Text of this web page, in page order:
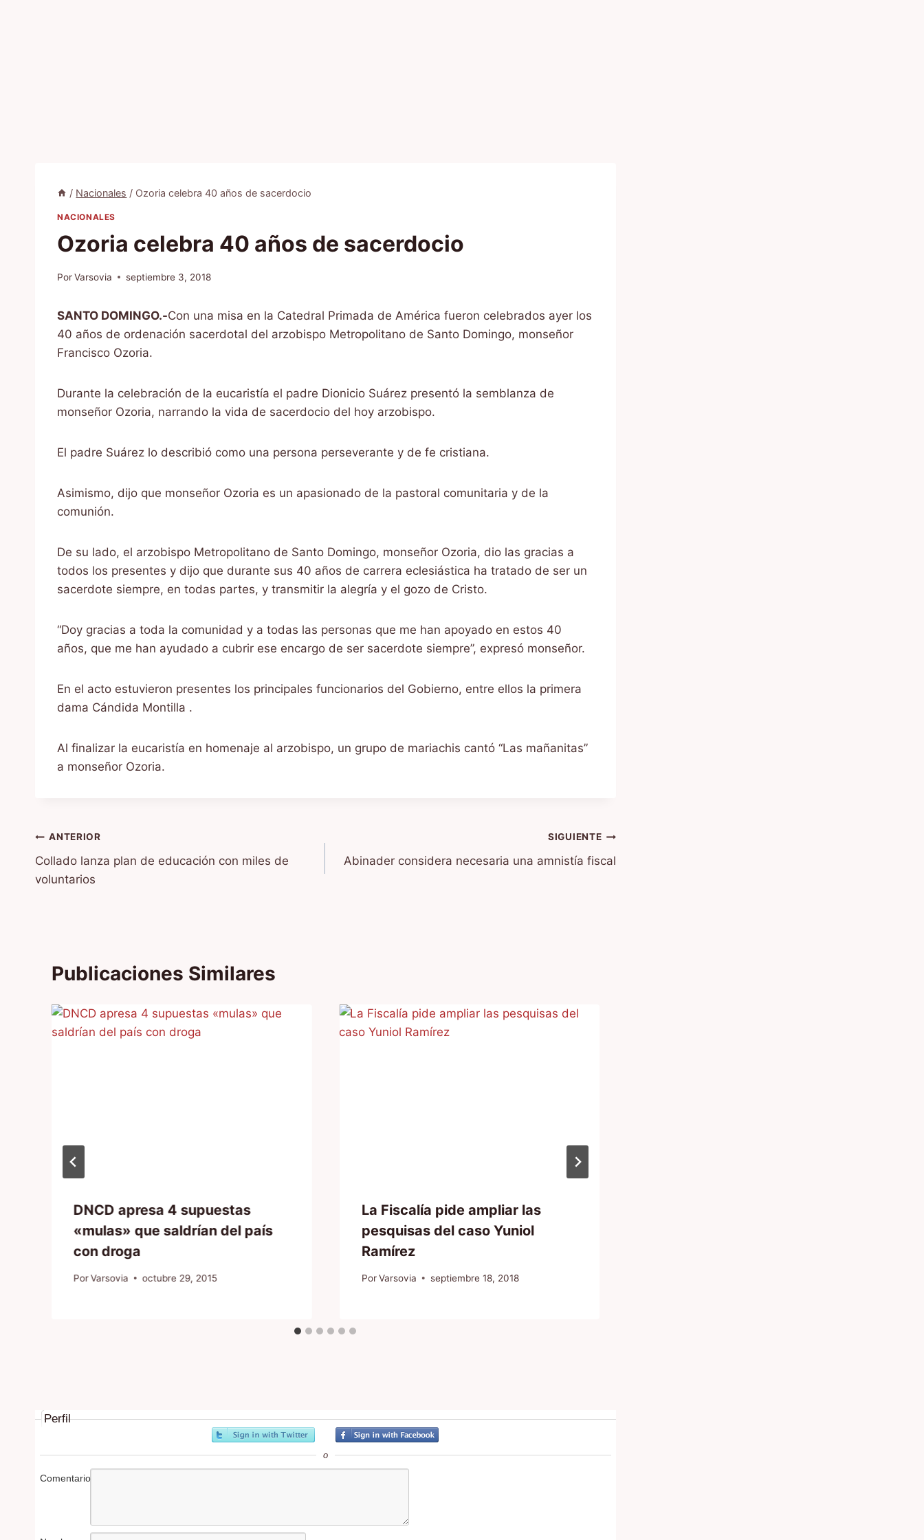
/ Nacionales / Ozoria celebra 40 años de sacerdocio
NACIONALES
Ozoria celebra 40 años de sacerdocio
PorVarsovia septiembre 3, 2018
SANTO DOMINGO.-Con una misa en la Catedral Primada de América fueron celebrados ayer los
40 años de ordenación sacerdotal del arzobispo Metropolitano de Santo Domingo, monseñor
Francisco Ozoria.
Durante la celebración de la eucaristía el padre Dionicio Suárez presentó la semblanza de
monseñor Ozoria, narrando la vida de sacerdocio del hoy arzobispo.
El padre Suárez lo describió como una persona perseverante y de fe cristiana.
Asimismo, dijo que monseñor Ozoria es un apasionado de la pastoral comunitaria y de la
comunión.
De su lado, el arzobispo Metropolitano de Santo Domingo, monseñor Ozoria, dio las gracias a
todos los presentes y dijo que durante sus 40 años de carrera eclesiástica ha tratado de ser un
sacerdote siempre, en todas partes, y transmitir la alegría y el gozo de Cristo.
“Doy gracias a toda la comunidad y a todas las personas que me han apoyado en estos 40
años, que me han ayudado a cubrir ese encargo de ser sacerdote siempre”, expresó monseñor.
En el acto estuvieron presentes los principales funcionarios del Gobierno, entre ellos la primera
dama Cándida Montilla .
Al finalizar la eucaristía en homenaje al arzobispo, un grupo de mariachis cantó “Las mañanitas”
a monseñor Ozoria.
Navegación
de
ANTERIOR
Collado lanza plan de educación con miles de
voluntarios
SIGUIENTE
Abinader considera necesaria una amnistía fiscal
Publicaciones Similares
DNCD apresa 4 supuestas
«mulas» que saldrían del país
con droga
PorVarsovia octubre 29, 2015
La Fiscalía pide ampliar las
pesquisas del caso Yuniol
Ramírez
Por Varsovia septiembre 18, 2018
Perfil
o
Comentario